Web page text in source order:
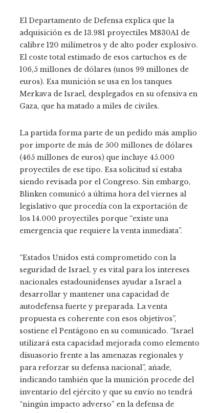
El Departamento de Defensa explica que la
adquisición es de 13.981 proyectiles M830A1 de
calibre 120 milímetros y de alto poder explosivo.
El coste total estimado de esos cartuchos es de
106,5 millones de dólares (unos 99 millones de
euros). Esa munición se usa en los tanques
Merkava de Israel, desplegados en su ofensiva en
Gaza, que ha matado a miles de civiles.
La partida forma parte de un pedido más amplio
por importe de más de 500 millones de dólares
(465 millones de euros) que incluye 45.000
proyectiles de ese tipo. Esa solicitud sí estaba
siendo revisada por el Congreso. Sin embargo,
Blinken comunicó a última hora del viernes al
legislativo que procedía con la exportación de
los 14.000 proyectiles porque “existe una
emergencia que requiere la venta inmediata”.
“Estados Unidos está comprometido con la
seguridad de Israel, y es vital para los intereses
nacionales estadounidenses ayudar a Israel a
desarrollar y mantener una capacidad de
autodefensa fuerte y preparada. La venta
propuesta es coherente con esos objetivos”,
sostiene el Pentágono en su comunicado. “Israel
utilizará esta capacidad mejorada como elemento
disuasorio frente a las amenazas regionales y
para reforzar su defensa nacional”, añade,
indicando también que la munición procede del
inventario del ejército y que su envío no tendrá
“ningún impacto adverso” en la defensa de